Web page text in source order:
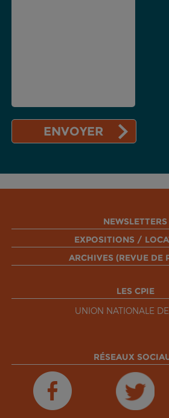
NEWSLETTERS
EXPOSITIONS /
ARCHIVES (REVUE DE
LES CPIE
UNION NATIONALE
RÉSEAUX